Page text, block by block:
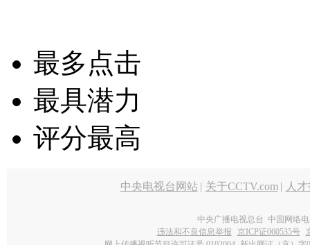
最多点击
最具潜力
评分最高
中央电视台网站 | 关于CCTV.com | 人
中央广播电视总台 中国网络
违法和不良信息举报
京ICP证060535号